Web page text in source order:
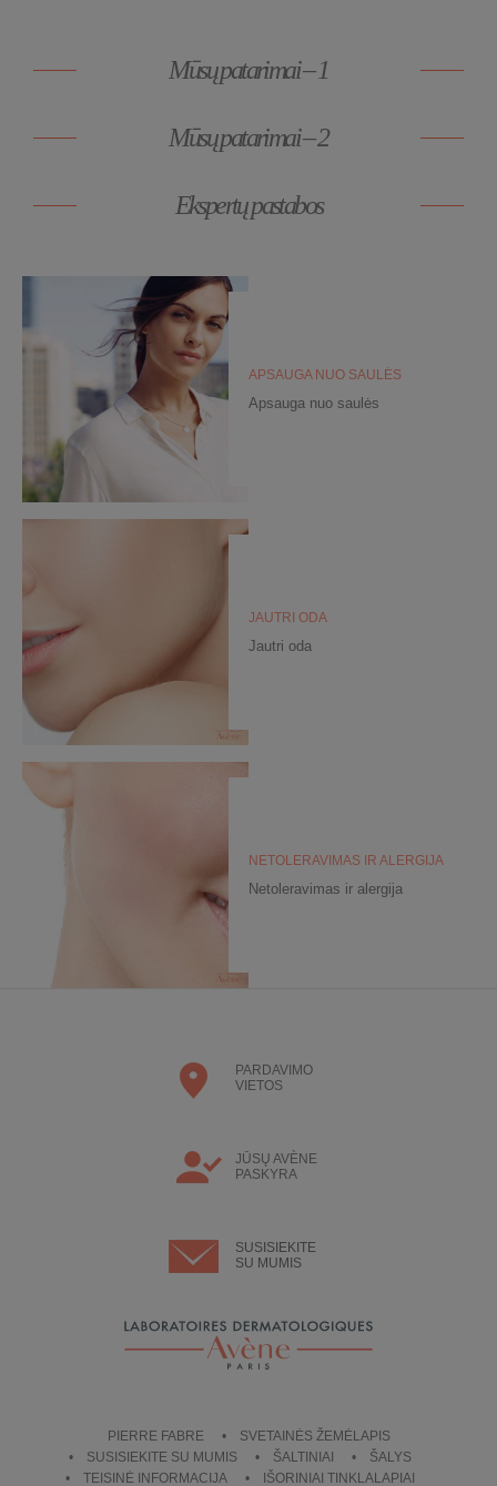
Mūsų patarimai – 1
Mūsų patarimai – 2
Ekspertų pastabos
APSAUGA NUO SAULĖS
Apsauga nuo saulės
JAUTRI ODA
Jautri oda
NETOLERAVIMAS IR ALERGIJA
Netoleravimas ir alergija
PARDAVIMO
VIETOS
JŪSŲ AVÈNE
PASKYRA
SUSISIEKITE
SU MUMIS
PIERRE FABRE
SVETAINĖS ŽEMĖLAPIS
SUSISIEKITE SU MUMIS
ŠALTINIAI
ŠALYS
TEISINĖ INFORMACIJA
IŠORINIAI TINKLALAPIAI